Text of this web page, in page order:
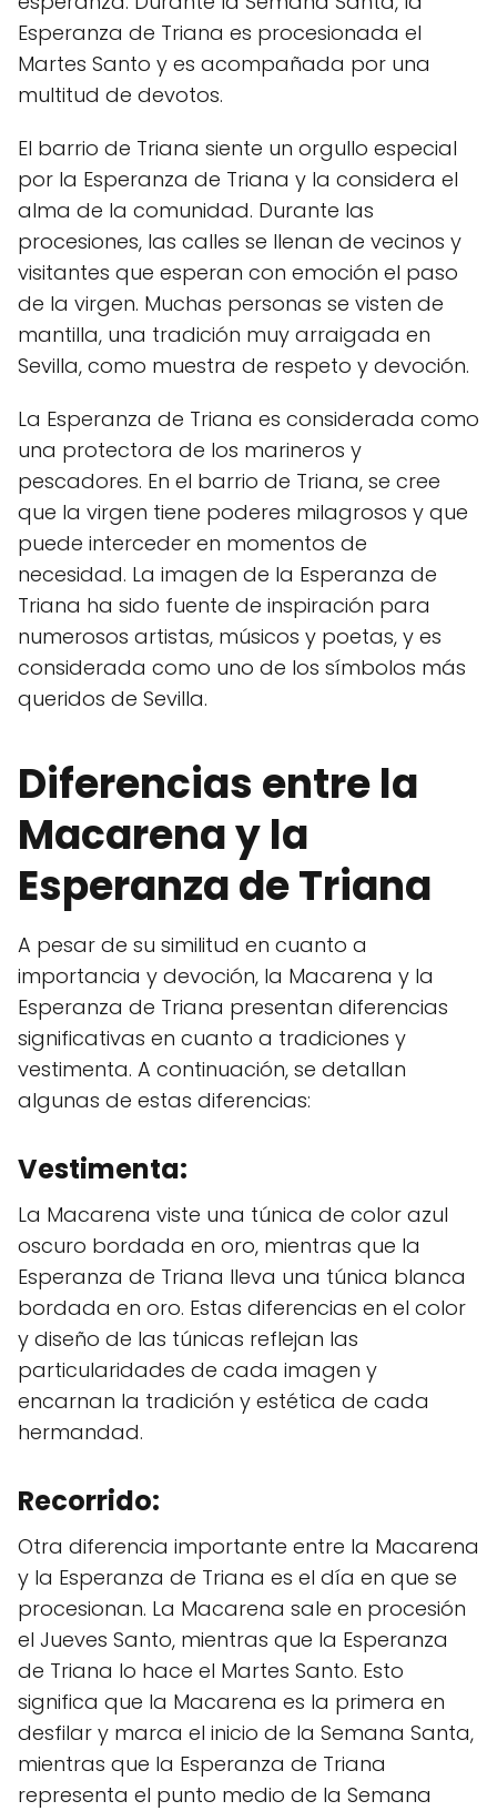
Esperanza de Triana es procesionada el
Martes Santo y es acompañada por una
multitud de devotos.
El barrio de Triana siente un orgullo especial
por la Esperanza de Triana y la considera el
alma de la comunidad. Durante las
procesiones, las calles se llenan de vecinos y
visitantes que esperan con emoción el paso
de la virgen. Muchas personas se visten de
mantilla, una tradición muy arraigada en
Sevilla, como muestra de respeto y devoción.
La Esperanza de Triana es considerada como
una protectora de los marineros y
pescadores. En el barrio de Triana, se cree
que la virgen tiene poderes milagrosos y que
puede interceder en momentos de
necesidad. La imagen de la Esperanza de
Triana ha sido fuente de inspiración para
numerosos artistas, músicos y poetas, y es
considerada como uno de los símbolos más
queridos de Sevilla.
Diferencias entre la
Macarena y la
Esperanza de Triana
A pesar de su similitud en cuanto a
importancia y devoción, la Macarena y la
Esperanza de Triana presentan diferencias
significativas en cuanto a tradiciones y
vestimenta. A continuación, se detallan
algunas de estas diferencias:
Vestimenta:
La Macarena viste una túnica de color azul
oscuro bordada en oro, mientras que la
Esperanza de Triana lleva una túnica blanca
bordada en oro. Estas diferencias en el color
y diseño de las túnicas reflejan las
particularidades de cada imagen y
encarnan la tradición y estética de cada
hermandad.
Recorrido:
Otra diferencia importante entre la Macarena
y la Esperanza de Triana es el día en que se
procesionan. La Macarena sale en procesión
el Jueves Santo, mientras que la Esperanza
de Triana lo hace el Martes Santo. Esto
significa que la Macarena es la primera en
desfilar y marca el inicio de la Semana Santa,
mientras que la Esperanza de Triana
representa el punto medio de la Semana